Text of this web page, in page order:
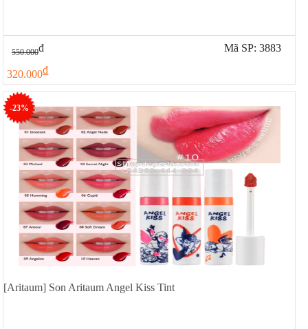
550.000đ
320.000đ
Mã SP: 3883
-23%
[Aritaum] Son Aritaum Angel Kiss Tint